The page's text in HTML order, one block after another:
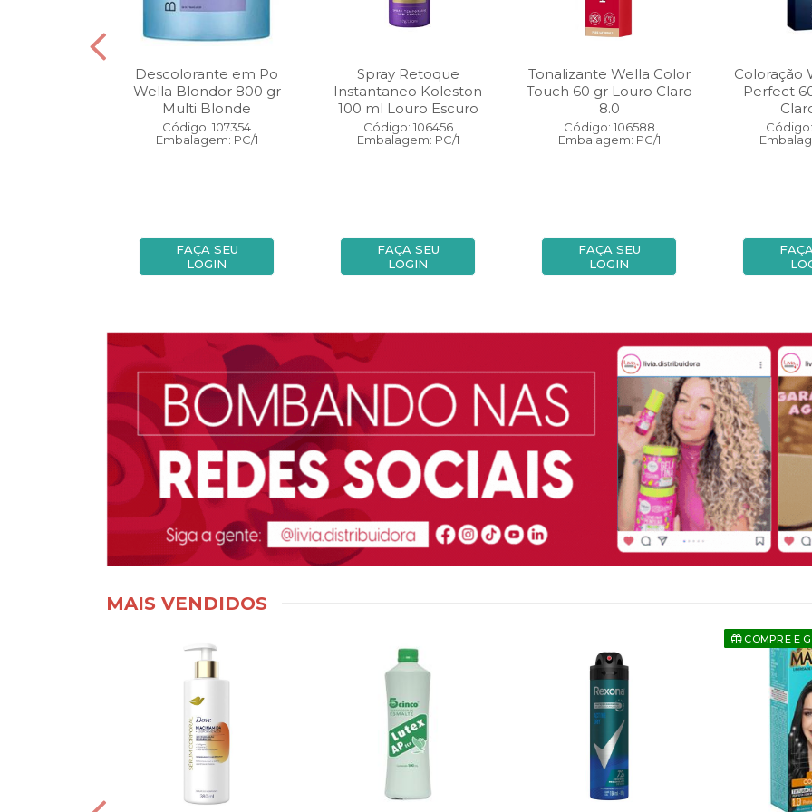
Descolorante em Po
Wella Blondor 800 gr
Multi Blonde
Código: 107354
Embalagem: PC/1
FAÇA SEU
LOGIN
Spray Retoque
Instantaneo Koleston
100 ml Louro Escuro
Código: 106456
Embalagem: PC/1
FAÇA SEU
LOGIN
Tonalizante Wella Color
Touch 60 gr Louro Claro
8.0
Código: 106588
Embalagem: PC/1
FAÇA SEU
LOGIN
Coloração
Perfect
MAIS VENDIDOS
COMPRE E